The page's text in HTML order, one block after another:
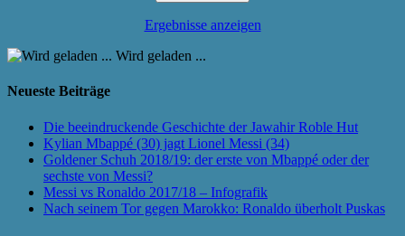
Ergebnisse anzeigen
Wird geladen ...
Neueste Beiträge
Die beeindruckende Geschichte der Jawahir Roble Hut
Kylian Mbappé (30) jagt Lionel Messi (34)
Goldener Schuh 2018/19: der erste von Mbappé oder der
sechste von Messi?
Messi vs Ronaldo 2017/18 – Infografik
Nach seinem Tor gegen Marokko: Ronaldo überholt Puskas